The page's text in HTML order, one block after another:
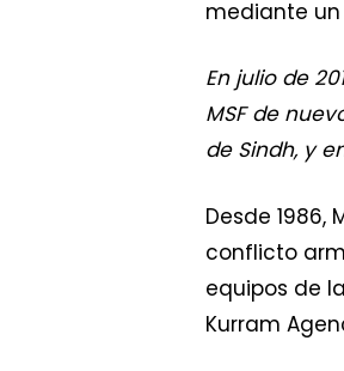
mediante
En julio de
MSF de
de Sindh, y
Desde
conflicto
equipos de
Kurram